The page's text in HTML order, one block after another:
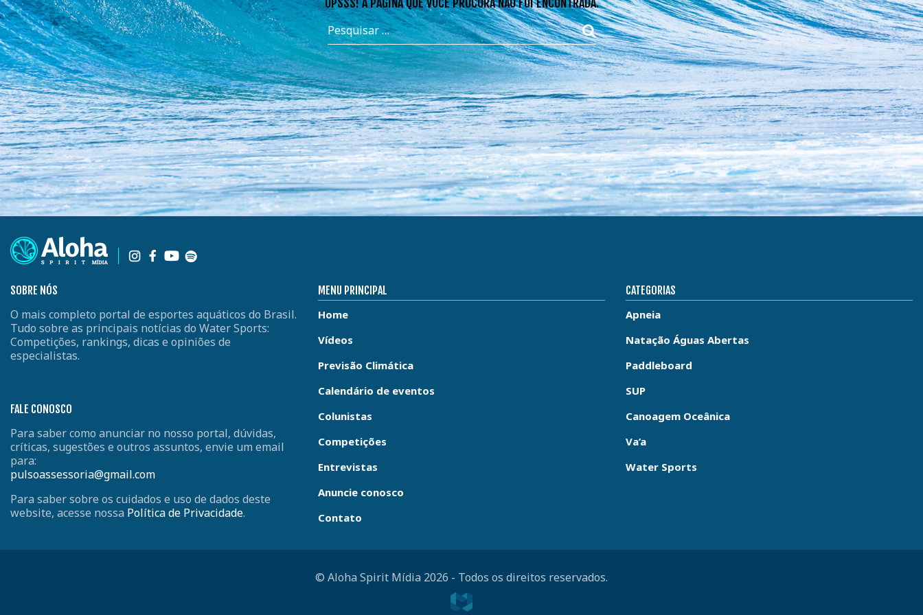
SOBRE NÓS
O mais completo portal de esportes aquáticos do Brasil.
Tudo sobre as principais notícias do Water Sports:
Competições, rankings, dicas e opiniões de
especialistas.
FALE CONOSCO
Para saber como anunciar no nosso portal, dúvidas,
críticas, sugestões e outros assuntos, envie um email
para:
pulsoassessoria@gmail.com
Para saber sobre os cuidados e uso de dados deste
website, acesse nossa Política de Privacidade.
MENU PRINCIPAL
Home
Vídeos
Previsão Climática
Calendário de eventos
Colunistas
Competições
Entrevistas
Anuncie conosco
Contato
CATEGORIAS
Apneia
Natação Águas Abertas
Paddleboard
SUP
Canoagem Oceânica
Va’a
Water Sports
© Aloha Spirit Mídia 2026 - Todos os direitos reservados.